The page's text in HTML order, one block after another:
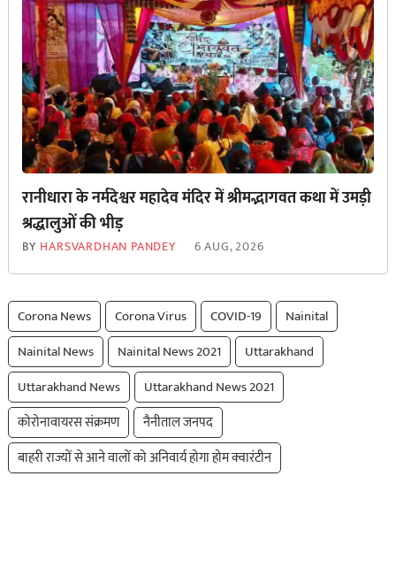
रानीधारा के नर्मदेश्वर महादेव मंदिर में श्रीमद्भागवत कथा में उमड़ी
श्रद्धालुओं की भीड़
BY HARSVARDHAN PANDEY 6 AUG, 2026
Corona News Corona Virus COVID-19
Nainital
Nainital News
Nainital News 2021
Uttarakhand
Uttarakhand News
Uttarakhand News 2021
कोरोनावायरस संक्रमण
नैनीताल जनपद
बाहरी राज्यों से आने वालों को अनिवार्य होगा होम क्वारंटीन